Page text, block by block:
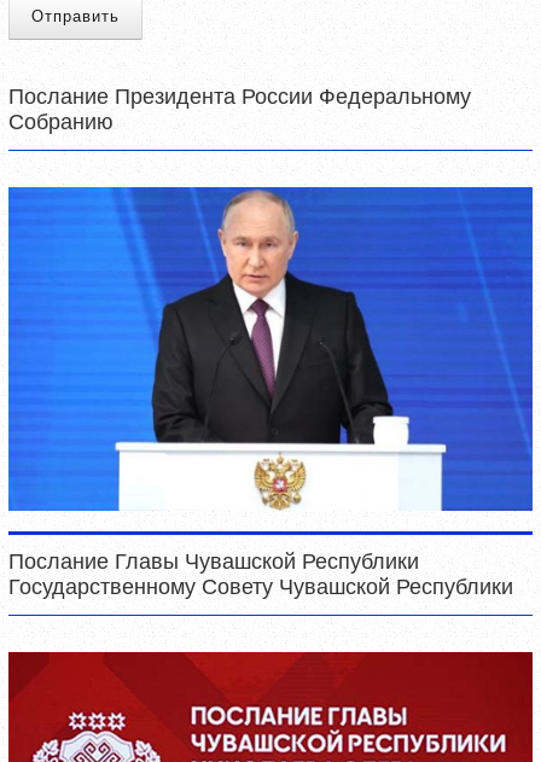
Отправить
Послание Президента России Федеральному
Собранию
Послание Главы Чувашской Республики
Государственному Совету Чувашской Республики